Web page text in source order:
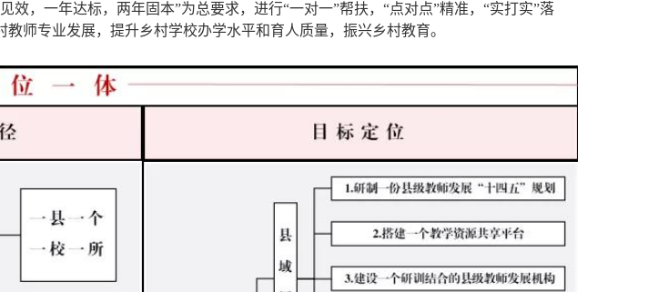
，一年达标，两年固本”为总要求，进行“一对一”帮扶，“点对点”精准，“实打实”落
师专业发展，提升乡村学校办学水平和育人质量，振兴乡村教育。